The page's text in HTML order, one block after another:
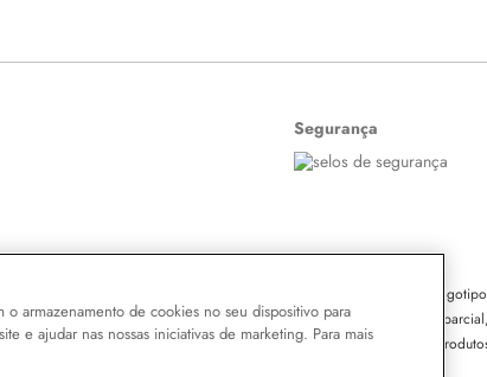
Segurança
reservados. Todo o conteúdo do site, todas as fotos, imagens,
Produto de Beleza Ltda. É vedada qualquer reprodução, total ou
cível e criminal nos termos da Lei. Os preços dos
armazenamento de cookies no seu dispositivo para
e ajudar nas nossas iniciativas de marketing. Para mais